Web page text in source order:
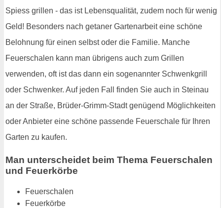
Spiess grillen - das ist Lebensqualität, zudem noch für wenig
Geld! Besonders nach getaner Gartenarbeit eine schöne
Belohnung für einen selbst oder die Familie. Manche
Feuerschalen kann man übrigens auch zum Grillen
verwenden, oft ist das dann ein sogenannter Schwenkgrill
oder Schwenker. Auf jeden Fall finden Sie auch in Steinau
an der Straße, Brüder-Grimm-Stadt genügend Möglichkeiten
oder Anbieter eine schöne passende Feuerschale für Ihren
Garten zu kaufen.
Man unterscheidet beim Thema Feuerschalen
und Feuerkörbe
Feuerschalen
Feuerkörbe